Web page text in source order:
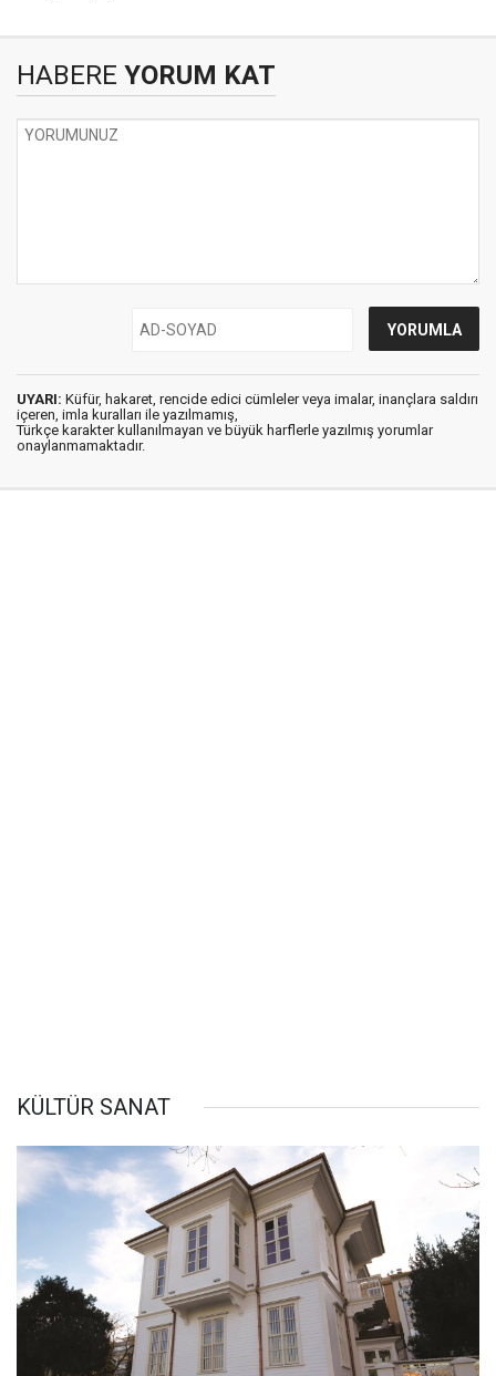
HABERE YORUM KAT
UYARI: Küfür, hakaret, rencide edici cümleler veya imalar, inançlara saldırı
içeren, imla kuralları ile yazılmamış,
Türkçe karakter kullanılmayan ve büyük harflerle yazılmış yorumlar
onaylanmamaktadır.
KÜLTÜR SANAT